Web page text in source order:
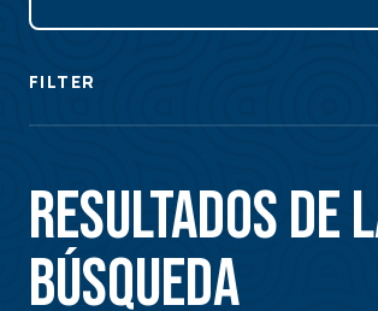
FILTER
Resultados de
búsqueda